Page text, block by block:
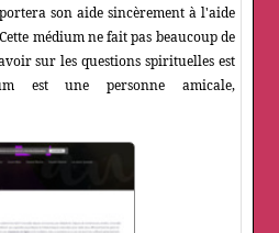
son aide sincèrement à l'aide
médium ne fait pas beaucoup de
sur les questions spirituelles est
est une personne amicale,